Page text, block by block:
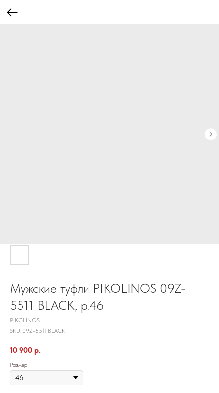
Мужские туфли PIKOLINOS 09Z-
5511 BLACK, р.46
PIKOLINOS
SKU: 09Z-5511 BLACK
10 900 р.
Размер